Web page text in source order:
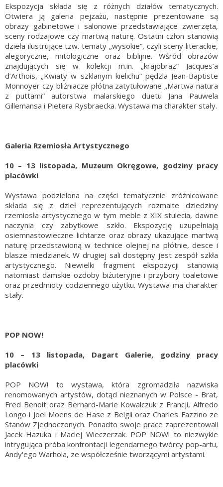
Ekspozycja składa się z różnych działów tematycznych.
Otwiera ją galeria pejzażu, następnie prezentowane są
obrazy gabinetowe i salonowe przedstawiające zwierzęta,
sceny rodzajowe czy martwą naturę. Ostatni człon stanowią
dzieła ilustrujące tzw. tematy „wysokie”, czyli sceny literackie,
alegoryczne, mitologiczne oraz biblijne. Wśród obrazów
znajdujących się w kolekcji m.in. „krajobraz” Jacques’a
d’Arthois, „Kwiaty w szklanym kielichu” pędzla Jean-Baptiste
Monnoyer czy bliźniacze płótna zatytułowane „Martwa natura
z puttami” autorstwa malarskiego duetu Jana Pauwela
Gillemansa i Pietera Rysbraecka. Wystawa ma charakter stały.
Galeria Rzemiosła Artystycznego
10 – 13 listopada, Muzeum Okręgowe, godziny pracy
placówki
Wystawa podzielona na części tematycznie zróżnicowane
składa się z dzieł reprezentujących rozmaite dziedziny
rzemiosła artystycznego w tym meble z XIX stulecia, dawne
naczynia czy zabytkowe szkło. Ekspozycję uzupełniają
osiemnastowieczne lichtarze oraz obrazy ukazujące martwą
naturę przedstawioną w technice olejnej na płótnie, desce i
blasze miedzianek. W drugiej sali dostępny jest zespół szkła
artystycznego. Niewielki fragment ekspozycji stanowią
natomiast damskie ozdoby biżuteryjne i przybory toaletowe
oraz przedmioty codziennego użytku. Wystawa ma charakter
stały.
POP NOW!
10 – 13 listopada, Dagart Galerie, godziny pracy
placówki
POP NOW! to wystawa, która zgromadziła nazwiska
renomowanych artystów, dotąd nieznanych w Polsce - Brat,
Fred Benoit oraz Bernard-Marie Kowalczuk z Francji, Alfredo
Longo i Joel Moens de Hase z Belgii oraz Charles Fazzino ze
Stanów Zjednoczonych. Ponadto swoje prace zaprezentowali
Jacek Hazuka i Maciej Wieczerzak. POP NOW! to niezwykle
intrygująca próba konfrontacji legendarnego twórcy pop-artu,
Andy'ego Warhola, ze współcześnie tworzącymi artystami.